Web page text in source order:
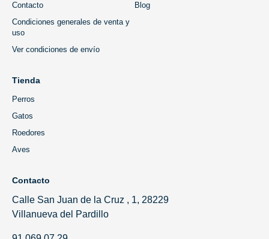
Contacto
Condiciones generales de venta y
uso
Ver condiciones de envío
Blog
Tienda
Perros
Gatos
Roedores
Aves
Contacto
Calle San Juan de la Cruz , 1, 28229
Villanueva del Pardillo